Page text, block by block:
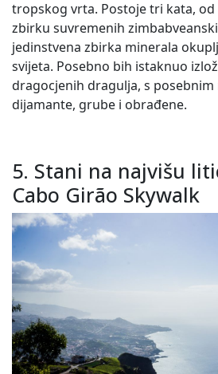
tropskog vrta. Postoje tri kata,
zbirku suvremenih
jedinstvena zbirka minerala
svijeta. Posebno bih istaknuo
dragocjenih dragulja, s posebnim
dijamante, grube i obrađene.
5. Stani na najvišu
Cabo Girão Skywalk